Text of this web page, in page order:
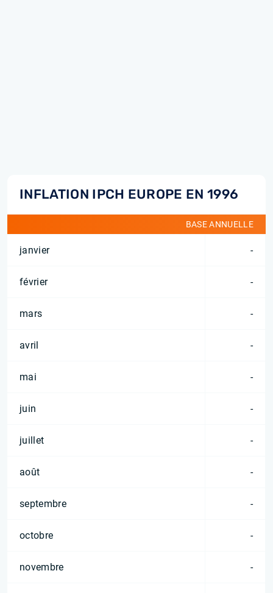
INFLATION IPCH EUROPE EN 1996
BASE ANNUELLE
janvier -
février -
mars -
avril -
mai -
juin -
juillet -
août -
septembre -
octobre -
novembre -